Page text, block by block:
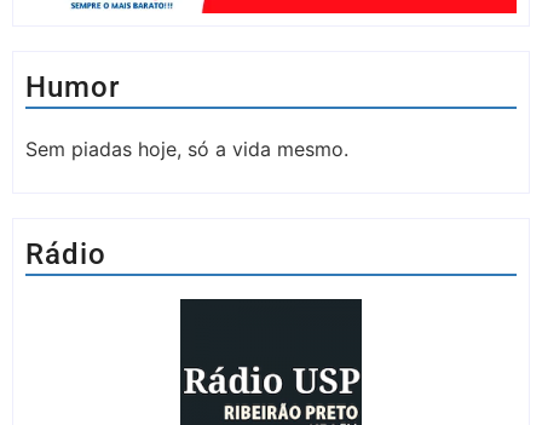
Humor
Sem piadas hoje, só a vida mesmo.
Rádio